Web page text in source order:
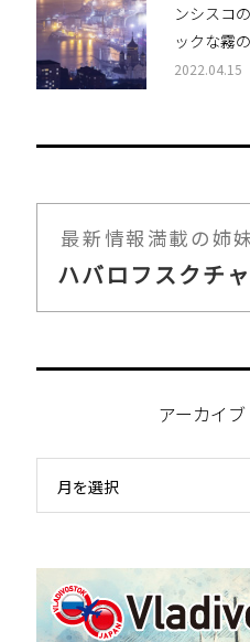
ンシスコ
ックな霧
2022.04.15
最新情報満載の姉
ハバロフスクチ
アーカイブ
月を選択